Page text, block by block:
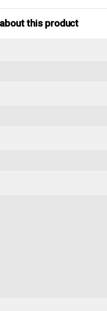
this product